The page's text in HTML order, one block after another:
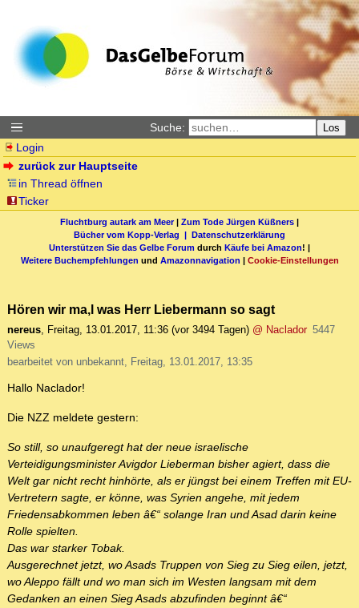
Suche: Los
Login
zurück zur Hauptseite
in Thread öffnen
Ticker
Fluchtburg autark am Meer| Zum Tode Jürgen Küßners |
Bücher vom Kopp-Verlag | Datenschutzerklärung
Unterstützen Sie das Gelbe Forum durch Käufe bei Amazon! |
Weitere Buchempfehlungen und Amazonnavigation | Cookie-Einstellungen
Hören wir ma,l was Herr Liebermann so sagt
nereus, Freitag, 13.01.2017, 11:36 (vor 3494 Tagen) @ Naclador 5447
Views
bearbeitet von unbekannt, Freitag, 13.01.2017, 13:35
Hallo Naclador!
Die NZZ meldete gestern:
So still, so unaufgeregt hat der neue israelische
Verteidigungsminister Avigdor Lieberman bisher agiert, dass die
Welt gar nicht recht hinhörte, als er jüngst bei einem Treffen mit EU-
Vertretern sagte, er könne, was Syrien angehe, mit jedem
Friedensabkommen leben â€“ solange Iran und Asad darin keine
Rolle spielten.
Das war starker Tobak.
Ausgerechnet jetzt, wo Asads Truppen von Sieg zu Sieg eilen, jetzt,
wo Aleppo fällt und wo man sich im Westen langsam mit dem
Gedanken an einen Sieg Asads abzufinden beginnt â€“